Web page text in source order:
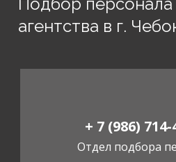
Отдел подбора
+ 7 (986)
агентства в г.